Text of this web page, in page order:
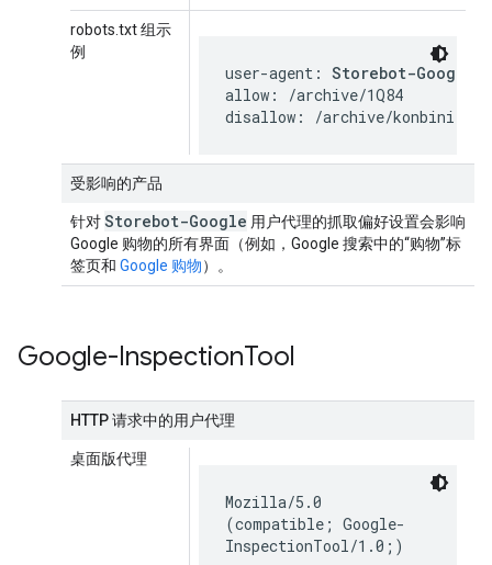
robots.txt 组示
例
user-agent: Storebot-Google
allow: /archive/1Q84
disallow: /archive/konbini
受影响的产品
针对Storebot-Google 用户代理的抓取偏好设置会影响
Google 购物的所有界面（例如，Google 搜索中的“购物”标
签页和 Google 购物）。
Google-InspectionTool
HTTP 请求中的用户代理
桌面版代理
Mozilla/5.0
(compatible; Google-
InspectionTool/1.0;)